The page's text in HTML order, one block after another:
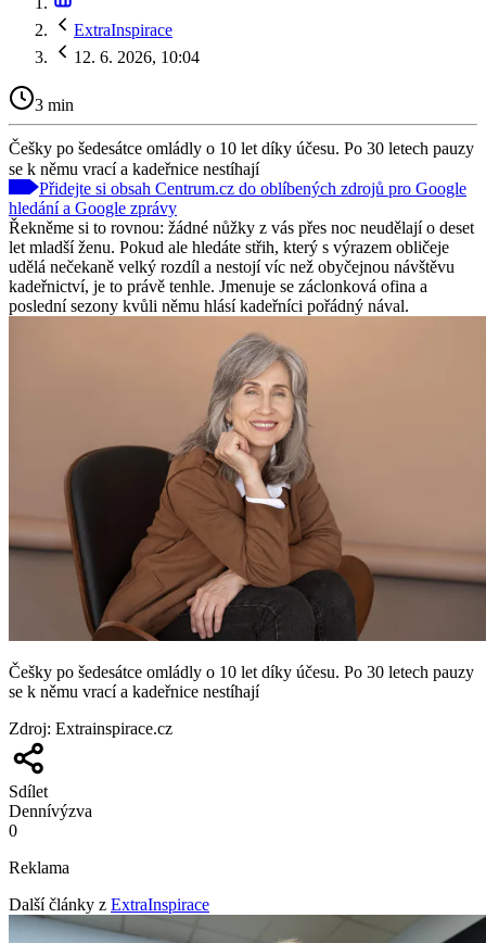
ExtraInspirace
12. 6. 2026, 10:04
3 min
Češky po šedesátce omládly o 10 let díky účesu. Po 30 letech pauzy
se k němu vrací a kadeřnice nestíhají
Přidejte si obsah Centrum.cz do oblíbených zdrojů pro Google
hledání a Google zprávy
Řekněme si to rovnou: žádné nůžky z vás přes noc neudělají o deset
let mladší ženu. Pokud ale hledáte střih, který s výrazem obličeje
udělá nečekaně velký rozdíl a nestojí víc než obyčejnou návštěvu
kadeřnictví, je to právě tenhle. Jmenuje se záclonková ofina a
poslední sezony kvůli němu hlásí kadeřníci pořádný nával.
Češky po šedesátce omládly o 10 let díky účesu. Po 30 letech pauzy
se k němu vrací a kadeřnice nestíhají
Zdroj: Extrainspirace.cz
Sdílet
Dennívýzva
0
Reklama
Další články z ExtraInspirace